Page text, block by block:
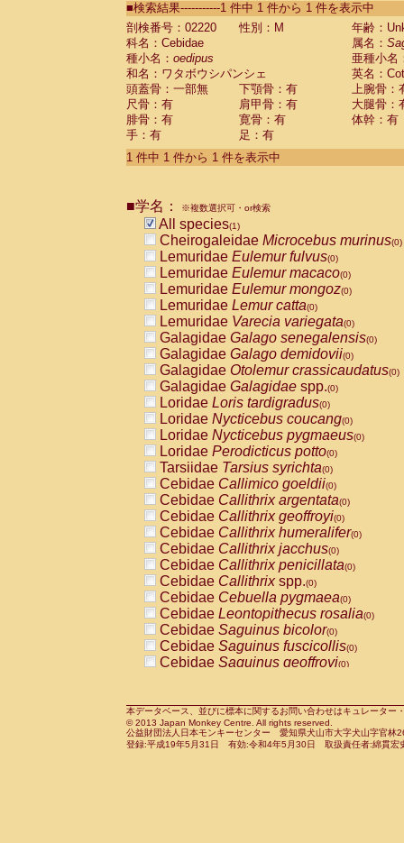
CebidaeSaguinus labiatus(0)
Cebidae Saguinus leucopus (0)
Cebidae
Cebidae
CebidaeSaguinus nigricollis (0)
Cebidae Saguinus oedipus
Cebidae Saguinus weddelli
Cebidae Saguinusspp.
Cebidae Aotus trivirgatus
Cebidae Cebus albifrons
CebidaeCebus nigrivittatus
CebidaeCebus
CebidaeSaimiri boliviensis(0)
CebidaeSaimiri sciureus(0)
AtelidaeAlouatta caraya(0)
AtelidaeAlouatta fusca(0)
AtelidaeAlouatta seniculus
AtelidaeAlouattaspp.(0)
AtelidaeAteles belzebuth(0)
AtelidaeAteles geoffroyi(0)
AtelidaeAteles paniscus(0)
AtelidaeAtelesspp.(0)
Atelidae Lagothrix lagothricha
AtelidaeLagothrix lagothricha cana
PitheciidaeCacajao calvus
PitheciidaeCallicebus cupreus
PitheciidaeCallicebus donacophilus
PitheciidaeCallicebus moloch
PitheciidaeCallicebus torquatus
PitheciidaeCallicebusspp.(0)
PitheciidaeChiropotes satanas(0)
PitheciidaePithecia monachus
PitheciidaePithecia pithecia(0)
CercopithecidaeCercocebus agilis
CercopithecidaeCercocebus
CercopithecidaeCercocebus
CercopithecidaeCercocebus
CercopithecidaeCercocebus
CercopithecidaeCercocebushybrid
CercopithecidaePapio anubis(0)
CercopithecidaePapio cynocephalus
CercopithecidaePapio hamadryas(0)
■検索結果-----------1 件中 1 件から 1 件を表示中
剖検番号：02220
性別：M
年齢：
科名：Cebidae
属名：
種小名： oedipus
亜種小名
和名：ワタボウシパンシェ
英名：
頭蓋骨：一部無
下顎骨：有
上腕骨：
尺骨：有
肩甲骨：有
大腿骨：
腓骨：有
寛骨：有
体幹：有
手：有
足：有
1 件中 1 件から 1 件を表示中
■学名： ※複数選択可・or検索
All species(1)
Cheirogaleidae Microcebus murinus(0)
Lemuridae Eulemur fulvus(0)
Lemuridae Eulemur macaco(0)
Lemuridae Eulemur mongoz(0)
Lemuridae Lemur catta(0)
Lemuridae Varecia variegata(0)
Galagidae Galago senegalensis(0)
Galagidae Galago demidovii(0)
Galagidae Otolemur crassicaudatus(0)
Galagidae Galagidae spp.(0)
Loridae Loris tardigradus(0)
Loridae Nycticebus coucang(0)
Loridae Nycticebus pygmaeus(0)
Loridae Perodicticus potto(0)
Tarsiidae Tarsius syrichta(0)
Cebidae Callimico goeldii(0)
Cebidae Callithrix argentata(0)
Cebidae Callithrix geoffroyi(0)
Cebidae Callithrix humeralifer(0)
Cebidae Callithrix jacchus(0)
Cebidae Callithrix penicillata(0)
Cebidae Callithrixspp.(0)
Cebidae Cebuella pygmaea(0)
Cebidae Leontopithecus rosalia(0)
Cebidae Saguinus bicolor(0)
Cebidae Saguinus fuscicollis(0)
Cebidae Saguinus geoffroyi(0)
CebidaeSaguinus leucopus(0)
CebidaeSaguinus midas(0)
Cebidae Saguinus mystax(0)
本データベース、並びに標本に関するお問い合わせはキュレータ
© 2013 Japan Monkey Centre. All rights reserved.
公益財団法人日本モンキーセンター 愛知県犬山市大字犬山字官
登録:平成19年5月31日 有効:令和4年5月30日 取扱責任者:綿貫宏